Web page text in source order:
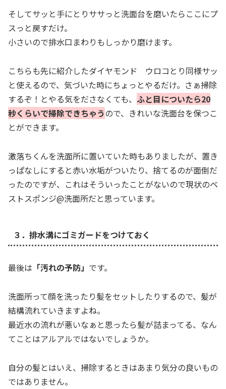
そしてサッと手にとりササっと洗面台を磨いたらここにプ
スっと戻すだけ。
小さいので排水口まわりもしっかり磨けます。
こちらも先に紹介したダイヤモンド ウロコとり同様サッ
と使えるので、気づいた時にちょっとやるだけ。さぁ掃除
するぞ！とやる気をださなくても、 ふと目についたら20
秒くらいで掃除できちゃうので、きれいな洗面台を保つこ
とができます。
激落ちくんを洗面所に置いていた時もありましたが、置き
っぱなしにすると赤い水垢がついたり、捨てるのが面倒だ
ったのですが、これはそういったことがないので現状のベ
ストスポンジ@洗面所だと思っています。
３．排水溝にゴミガードをつけておく
最後は 「汚れの予防」 です。
洗面所って顔を洗ったり髪をセットしたりするので、髪が
結構流れていきますよね。
最近水の流れが悪いなぁと思ったら髪が詰まってる、なん
てことはアルアルではないでしょうか。
自分の髪とはいえ、掃除するときはあまり気分の良いもの
ではありません。